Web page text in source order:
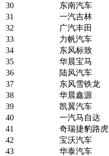
30
东南汽车
31
一汽吉林
32
广汽丰田
33
力帆汽车
34
东风标致
35
华晨宝马
36
陆风汽车
37
东风雪铁龙
38
华晨鑫源
39
凯翼汽车
40
一汽马自达
41
奇瑞捷豹路虎
42
宝沃汽车
43
华泰汽车